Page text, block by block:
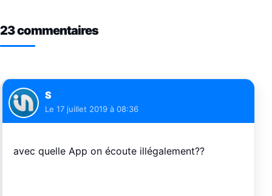
23 commentaires
S
Le 17 juillet 2019 à 08:36
avec quelle App on écoute illégalement??